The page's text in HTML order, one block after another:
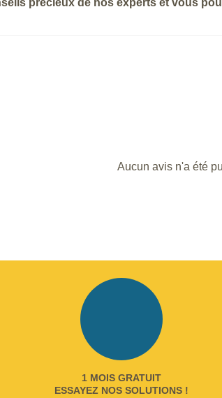
Aucun avis n'a été
1 MOIS GRATUIT
ESSAYEZ NOS SOLUTIONS !